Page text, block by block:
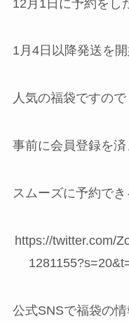
12月1日に予約をし
1月4日以降発送を開
人気の福袋ですので
事前に会員登録を済
スムーズに予約で
https://twitter.com/
公式SNSで福袋の情